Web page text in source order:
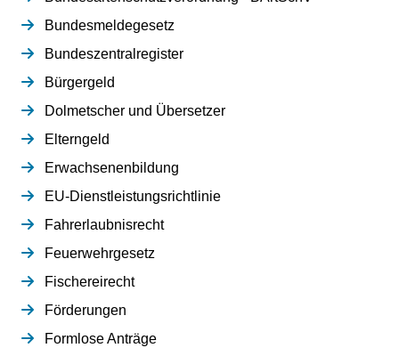
Bundesmeldegesetz
Bundeszentralregister
Bürgergeld
Dolmetscher und Übersetzer
Elterngeld
Erwachsenenbildung
EU-Dienstleistungsrichtlinie
Fahrerlaubnisrecht
Feuerwehrgesetz
Fischereirecht
Förderungen
Formlose Anträge